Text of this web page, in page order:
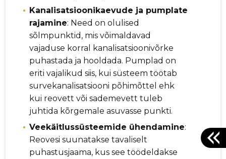
Kanalisatsioonikaevude ja pumplate
rajamine: Need on olulised
sõlmpunktid, mis võimaldavad
vajaduse korral kanalisatsioonivõrke
puhastada ja hooldada. Pumplad on
eriti vajalikud siis, kui süsteem töötab
survekanalisatsiooni põhimõttel ehk
kui reovett või sademevett tuleb
juhtida kõrgemale asuvasse punkti.
Veekäitlussüsteemide ühendamine:
Reovesi suunatakse tavaliselt
puhastusjaama, kus see töödeldakse